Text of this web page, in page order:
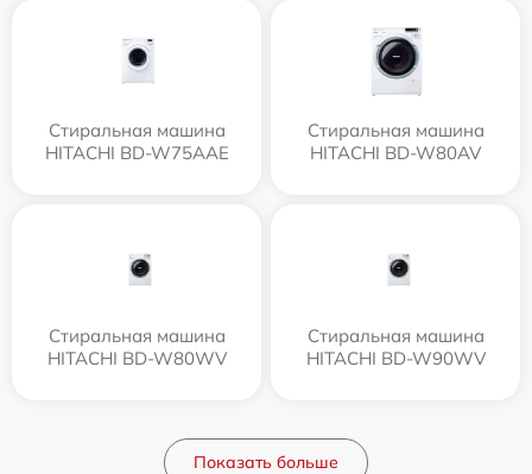
Стиральная машина
HITACHI BD-W75AAE
Стиральная машина
HITACHI BD-W80AV
Стиральная машина
HITACHI BD-W80WV
Стиральная машина
HITACHI BD-W90WV
Показать больше